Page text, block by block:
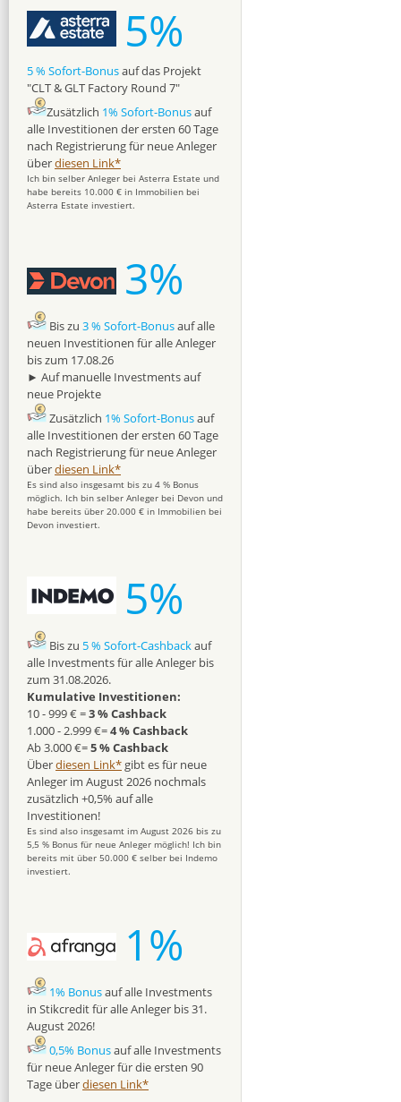
5%
5 % Sofort-Bonusauf das Projekt
"CLT & GLT Factory Round 7"
Zusätzlich 1% Sofort-Bonusauf
alle Investitionen der ersten 60 Tage
nach Registrierung für neue Anleger
überdiesen Link*
Ich bin selber Anleger bei Asterra Estate und
habe bereits 10.000 € in Immobilien bei
Asterra Estate investiert.
3%
Bis zu 3 % Sofort-Bonusauf alle
neuen Investitionen für alle Anleger
bis zum 17.08.26
► Auf manuelle Investments auf
neue Projekte
Zusätzlich 1% Sofort-Bonusauf
alle Investitionen der ersten 60 Tage
nach Registrierung für neue Anleger
überdiesen Link*
Es sind also insgesamt bis zu 4 % Bonus
möglich. Ich bin selber Anleger bei Devon und
habe bereits über 20.000 € in Immobilien bei
Devon investiert.
5%
Bis zu 5 % Sofort-Cashbackauf
alle Investments für alle Anleger bis
zum 31.08.2026.
Kumulative Investitionen:
10 - 999 € =3 % Cashback
1.000 - 2.999 €=4 % Cashback
Ab 3.000 €=5 % Cashback
Überdiesen Link* gibt es für neue
Anleger im August 2026 nochmals
zusätzlich +0,5% auf alle
Investitionen!
Es sind also insgesamt im August 2026 bis zu
5,5 % Bonus für neue Anleger möglich! Ich bin
bereits mit über 50.000 € selber bei Indemo
investiert.
1%
1% Bonusauf alle Investments
in Stikcredit für alle Anleger bis 31.
August 2026!
0,5% Bonusauf alle Investments
für neue Anleger für die ersten 90
Tage überdiesen Link*